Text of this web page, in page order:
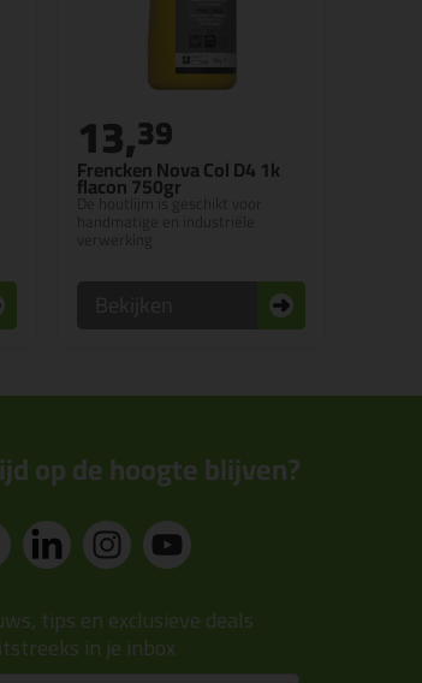
Frencken Nova Col D4 1k
flacon 750gr
De houtlijm is geschikt voor
13,39
op de hoogte blijven?
tips en exclusieve deals
in je inbox